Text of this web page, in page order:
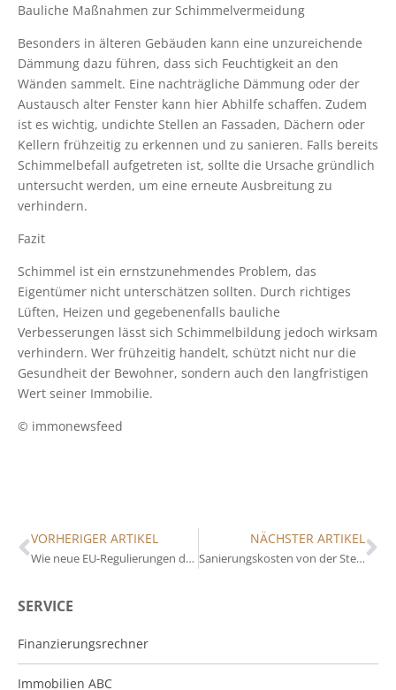
SERVICE
Finanzierungsrechner
Immobilien ABC
Bauliche Maßnahmen zur Schimmelvermeidung
Besonders in älteren Gebäuden kann eine unzureichende
Dämmung dazu führen, dass sich Feuchtigkeit an den
Wänden sammelt. Eine nachträgliche Dämmung oder der
Austausch alter Fenster kann hier Abhilfe schaffen. Zudem
ist es wichtig, undichte Stellen an Fassaden, Dächern oder
Kellern frühzeitig zu erkennen und zu sanieren. Falls bereits
Schimmelbefall aufgetreten ist, sollte die Ursache gründlich
untersucht werden, um eine erneute Ausbreitung zu
verhindern.
Fazit
Schimmel ist ein ernstzunehmendes Problem, das
Eigentümer nicht unterschätzen sollten. Durch richtiges
Lüften, Heizen und gegebenenfalls bauliche
Verbesserungen lässt sich Schimmelbildung jedoch wirksam
verhindern. Wer frühzeitig handelt, schützt nicht nur die
Gesundheit der Bewohner, sondern auch den langfristigen
Wert seiner Immobilie.
© immonewsfeed
VORHERIGER ARTIKEL
Wie neue EU-Regulierungen den Immobilienmarkt beeinflussen
NÄCHSTER ARTIKEL
Sanierungskosten von der Steuer absetzen: Was möglich ist